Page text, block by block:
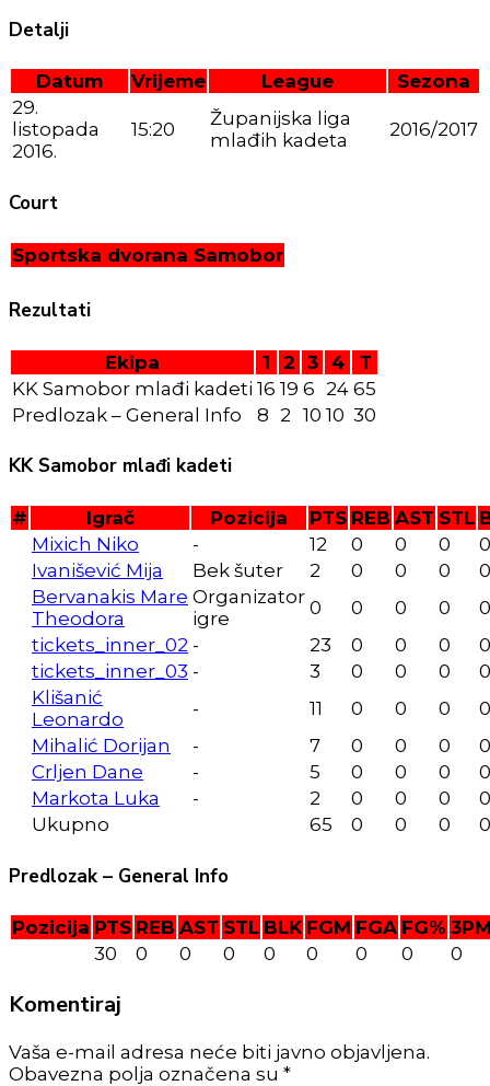
Detalji
Datum Vrijeme League
Sezona
29.
listopada
2016.
15:20
Županijska liga
mlađih kadeta
2016/2017
Court
Sportska dvorana Samobor
Rezultati
Ekipa 1 2 3 4
T
KK Samobor mlađi kadeti 16 19 6 24 65
Predlozak – General Info
8 2 10 10 30
KK Samobor mlađi kadeti
# Igrač Pozicija PTS REB AST STL
Mixich Niko
- 12 0 0 0
0
Ivanišević Mija
Bek šuter 2 0 0 0
0
Bervanakis Mare
Theodora
Organizator
igre
0 0 0 0
0
tickets_inner_02 - 23 0 0 0
0
tickets_inner_03 - 3 0 0 0
0
Klišanić
Leonardo
- 11 0 0 0
0
Mihalić Dorijan
- 7 0 0 0
0
Crljen Dane
- 5 0 0 0
0
Markota Luka
- 2 0 0 0
0
Ukupno
65 0 0 0 0
Predlozak – General Info
Pozicija PTS REB AST STL BLK FGM FGA FG%
30
0 0 0 0 0 0 0 0
Komentiraj
Vaša e-mail adresa neće biti javno objavljena.
Obavezna polja označena su *